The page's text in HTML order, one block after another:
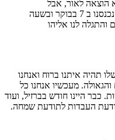
הוצאה לאור, אבל
הדבר הגדול היה כשנכנסו לוותיקן. נכנסנו ב 7 בבוקר ובשעה
והתגלה לנו אליהו
תהיה איתנו ברוח ואנחנו
מעכשיו אנחנו כל
כבר היינו חודש בברזיל, ועוד
העבדות לתודעת שמחה.